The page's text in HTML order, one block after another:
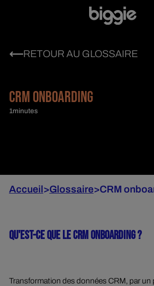
RETOUR AU GLOSSAIRE
CRM ONBOARDING
1minutes
Accueil >Glossaire>CRM
QU'EST-CE QUE LE CRM ONBOARDING ?
Transformation des données CRM, par un